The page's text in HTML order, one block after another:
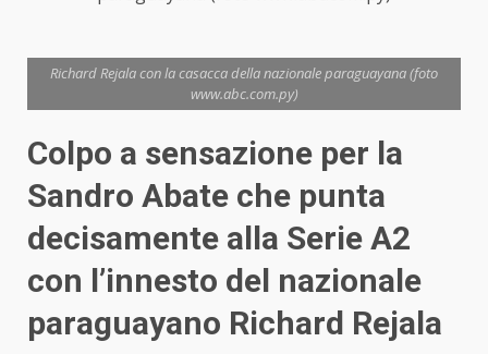
Richard Rejala con la casacca della nazionale paraguayana (foto
www.abc.com.py)
Colpo a sensazione per la
Sandro Abate che punta
decisamente alla Serie A2
con l’innesto del nazionale
paraguayano Richard Rejala